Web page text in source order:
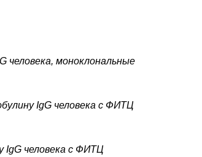
человека, моноклональные
IgG человека с ФИТЦ
IgG человека с ФИТЦ